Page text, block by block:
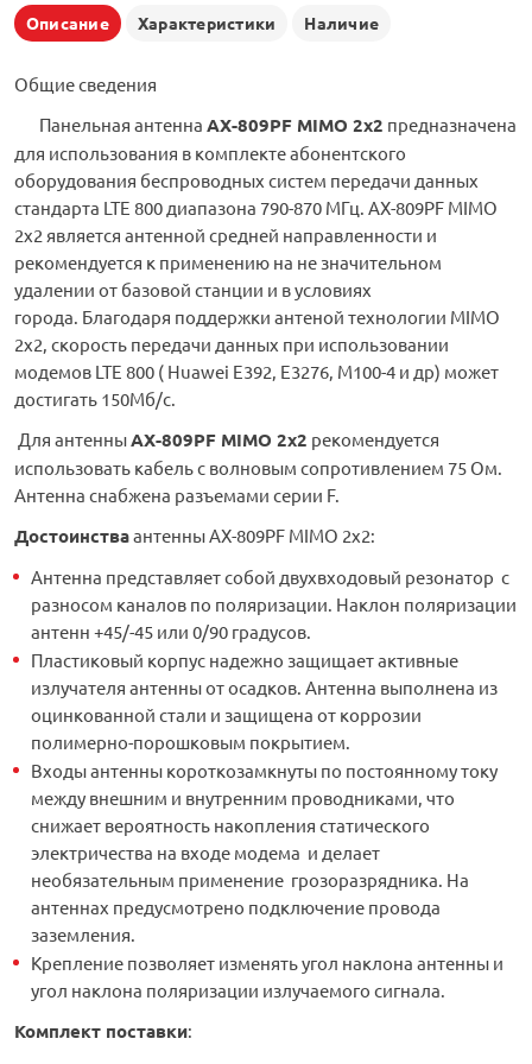
Описание Характеристики Наличие
Общие сведения
Панельная антенна АX-809PF MIMO 2х2 предназначена
для использования в комплекте абонентского
оборудования беспроводных систем передачи данных
стандарта LTE 800 диапазона 790-870 МГц. АX-809PF MIMO
2х2 является антенной средней направленности и
рекомендуется к применению на не значительном
удалении от базовой станции и в условиях
города. Благодаря поддержки антеной технологии MIMO
2x2, скорость передачи данных при использовании
модемов LTE 800 ( Huawei E392, Е3276, М100-4 и др) может
достигать 150Мб/с.
Для антенныАX-809PF MIMO 2х2 рекомендуется
использовать кабель с волновым сопротивлением 75 Ом.
Антенна снабжена разъемами серии F.
Достоинстваантенны АX-809PF MIMO 2х2:
Антенна представляет собой двухвходовый резонатор с
разносом каналов по поляризации. Наклон поляризации
антенн +45/-45 или 0/90 градусов.
Пластиковый корпус надежно защищает активные
излучателя антенны от осадков. Антенна выполнена из
оцинкованной стали и защищена от коррозии
полимерно-порошковым покрытием.
Входы антенны короткозамкнуты по постоянному току
между внешним и внутренним проводниками, что
снижает вероятность накопления статического
электричества на входе модема и делает
необязательным применение грозоразрядника. На
антеннах предусмотрено подключение провода
заземления.
Крепление позволяет изменять угол наклона антенны и
угол наклона поляризации излучаемого сигнала.
Комплект поставки: